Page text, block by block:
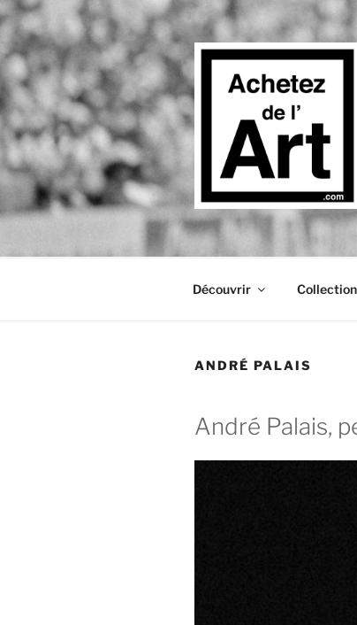
Aller
au
contenu
principal
Découvrir
ANDRÉ PALAIS
André Palais,